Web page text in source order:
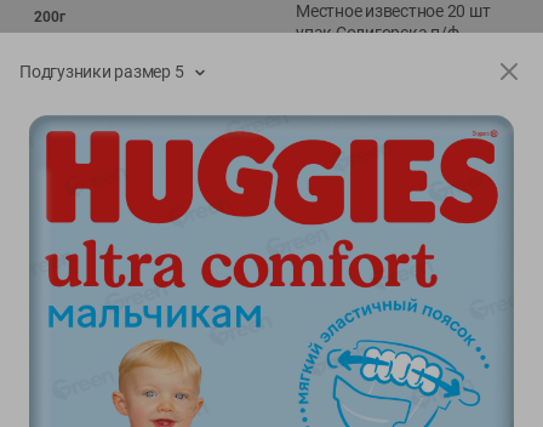
200г
Местное известное 20 шт
упак Солигорска п/ф
Показано 1-14 из 79
Показать 15-28 из 79
Каталог товаров
Специально для вас
Подгузники размер 5